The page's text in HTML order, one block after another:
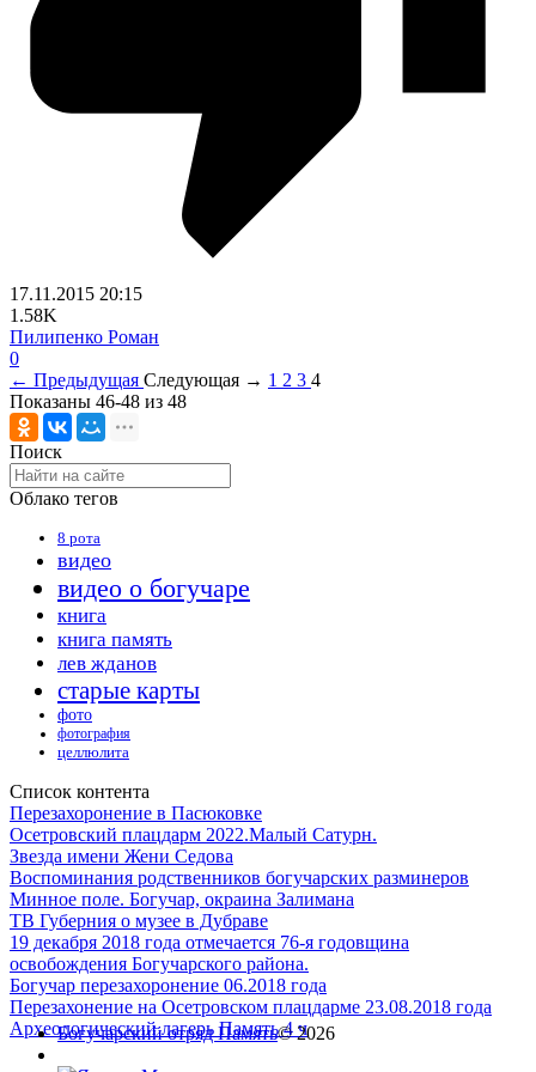
17.11.2015 20:15
1.58K
Пилипенко Роман
0
← Предыдущая Следующая → 1 2 3 4
Показаны 46-48 из 48
Поиск
Облако тегов
8 рота
видео
видео о богучаре
книга
книга память
лев жданов
старые карты
фото
фотография
целлюлита
Список контента
Перезахоронение в Пасюковке
Осетровский плацдарм 2022.Малый Сатурн.
Звезда имени Жени Седова
Воспоминания родственников богучарских разминеров
Минное поле. Богучар, окраина Залимана
ТВ Губерния о музее в Дубраве
19 декабря 2018 года отмечается 76-я годовщина
освобождения Богучарского района.
Богучар перезахоронение 06.2018 года
Перезахонение на Осетровском плацдарме 23.08.2018 года
Археологический лагерь Память 4 ч
Богучарский отряд Память© 2026